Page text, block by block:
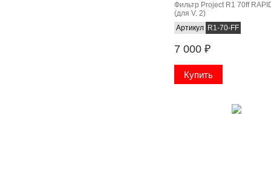
Фильтр Project R1 70ff
(для V. 2)
Артикул R1-70-FF
7 000 ₽